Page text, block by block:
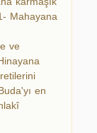
Mahayana
ve
en